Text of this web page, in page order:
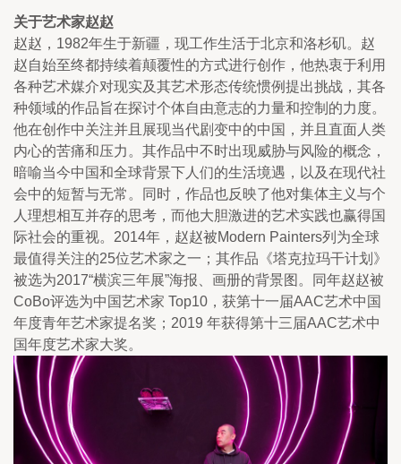
关于艺术家赵赵
赵赵，1982年生于新疆，现工作生活于北京和洛杉矶。赵
赵自始至终都持续着颠覆性的方式进行创作，他热衷于利用
各种艺术媒介对现实及其艺术形态传统惯例提出挑战，其各
种领域的作品旨在探讨个体自由意志的力量和控制的力度。
他在创作中关注并且展现当代剧变中的中国，并且直面人类
内心的苦痛和压力。其作品中不时出现威胁与风险的概念，
暗喻当今中国和全球背景下人们的生活境遇，以及在现代社
会中的短暂与无常。同时，作品也反映了他对集体主义与个
人理想相互并存的思考，而他大胆激进的艺术实践也赢得国
际社会的重视。2014年，赵赵被Modern Painters列为全球
最值得关注的25位艺术家之一；其作品《塔克拉玛干计划》
被选为2017“横滨三年展”海报、画册的背景图。同年赵赵被
CoBo评选为中国艺术家 Top10，获第十一届AAC艺术中国
年度青年艺术家提名奖；2019 年获得第十三届AAC艺术中
国年度艺术家大奖。